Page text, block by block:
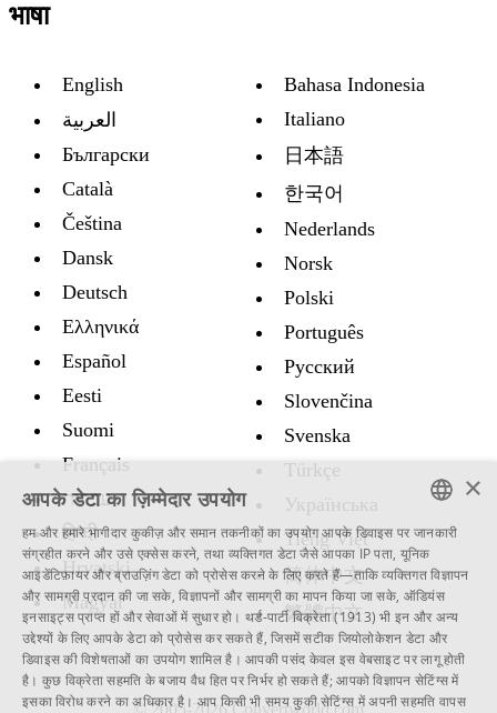
भाषा
English
العربية
Български
Català
Čeština
Dansk
Deutsch
Ελληνικά
Español
Eesti
Suomi
Français
עברית
हिन्दी
Hrvatski
Magyar
Bahasa Indonesia
Italiano
日本語
한국어
Nederlands
Norsk
Polski
Português
Русский
Slovenčina
Svenska
Türkçe
Украïнська
Tiếng Việt
简体中文
繁體中文
© 2005-2026 Convertworld.com
ENGLISH
SWEDISH
SPANISH
CATALAN
ARABIC
×
आपके डेटा का ज़िम्मेदार उपयोग
हम और हमारे भागीदार कुकीज़ और समान तकनीकों का उपयोग आपके डिवाइस पर जानकारी
संग्रहीत करने और उसे एक्सेस करने, तथा व्यक्तिगत डेटा जैसे आपका IP पता, यूनिक
आइडेंटिफ़ायर और ब्राउज़िंग डेटा को प्रोसेस करने के लिए करते हैं—ताकि व्यक्तिगत विज्ञापन
और सामग्री प्रदान की जा सके, विज्ञापनों और सामग्री का मापन किया जा सके, ऑडियंस
इनसाइट्स प्राप्त हों और सेवाओं में सुधार हो।थर्ड-पार्टी विक्रेता (1913) भी इन और अन्य
उद्देश्यों के लिए आपके डेटा को प्रोसेस कर सकते हैं, जिसमें सटीक जियोलोकेशन डेटा और
डिवाइस की विशेषताओं का उपयोग शामिल है। आपकी पसंद केवल इस वेबसाइट पर लागू होती
है। कुछ विक्रेता सहमति के बजाय वैध हित पर निर्भर हो सकते हैं; आपकोविज्ञापन सेटिंग्समें
इसका विरोध करने का अधिकार है। आप किसी भी समयकुकी सेटिंग्स में अपनी सहमति वापस